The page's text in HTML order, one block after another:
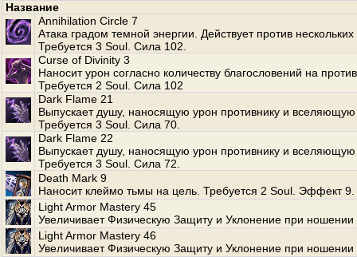
Название
Annihilation Circle 7
Атака градом темной энергии. Действует против
Требуется 3 Soul. Сила 102.
Curse of Divinity 3
Наносит урон согласно количеству благословений на
Требуется 2 Soul. Сила 102
Dark Flame 21
Выпускает душу, наносящую урон противнику и вселяющую
Требуется 3 Soul. Сила 70.
Dark Flame 22
Выпускает душу, наносящую урон противнику и вселяющую
Требуется 3 Soul. Сила 72.
Death Mark 9
Наносит клеймо тьмы на цель. Требуется 2 Soul. Эффект 9.
Light Armor Mastery 45
Увеличивает Физическую Защиту и Уклонение при ношении
Light Armor Mastery 46
Увеличивает Физическую Защиту и Уклонение при ношении